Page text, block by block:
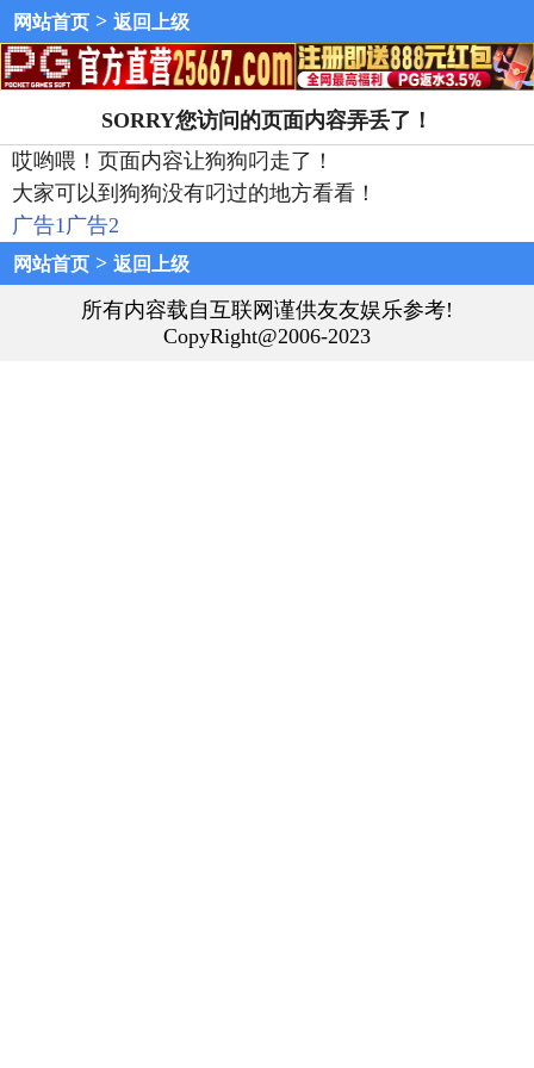
网站首页 > 返回上级
SORRY您访问的页面内容弄丢了！
哎哟喂！页面内容让狗狗叼走了！
大家可以到狗狗没有叼过的地方看看！
广告1广告2
网站首页 > 返回上级
所有内容载自互联网谨供友友娱乐参考!
CopyRight@2006-2023